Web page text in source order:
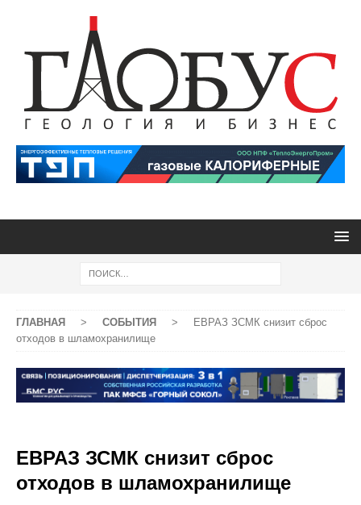
ГЛАВНАЯ > СОБЫТИЯ >
ЕВРАЗ ЗСМК снизит сброс
отходов в шламохранилище
ЕВРАЗ ЗСМК снизит сброс
отходов в шламохранилище